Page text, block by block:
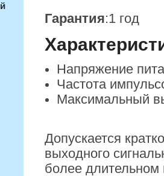
Гарантия:1 год
Напряжение
Частота
Максимальный
Допускается
выходного
более длительном